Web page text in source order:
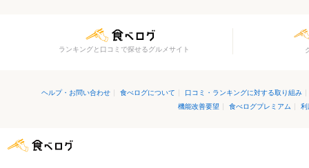
ランキングと口コミで探せるグルメサイト
ヘルプ・お問い合わせ | 食べログについて | 口コミ・ランキングに対する取り組み |
機能改善要望 | 食べログプレミアム |